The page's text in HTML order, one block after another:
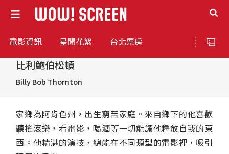
電影資訊 星聞花絮 台北票房
比利鮑伯松頓
Billy Bob Thornton
家鄉為阿肯色州，出生窮苦家庭。來自鄉下的他喜歡
聽搖滾樂，看電影，喝酒等一切能讓他釋放自我的東
西。他精湛的演技，總能在不同類型的電影裡，吸引